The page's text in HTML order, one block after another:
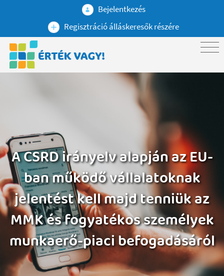
Bejelentkezés
Regisztráció álláskeresők részére
A CSRD irányelv alapján az EU-
ban működő vállalatoknak
jelentést kell majd tenniük az
MMK és fogyatékos személyek
munkaerő-piaci befogadásáról